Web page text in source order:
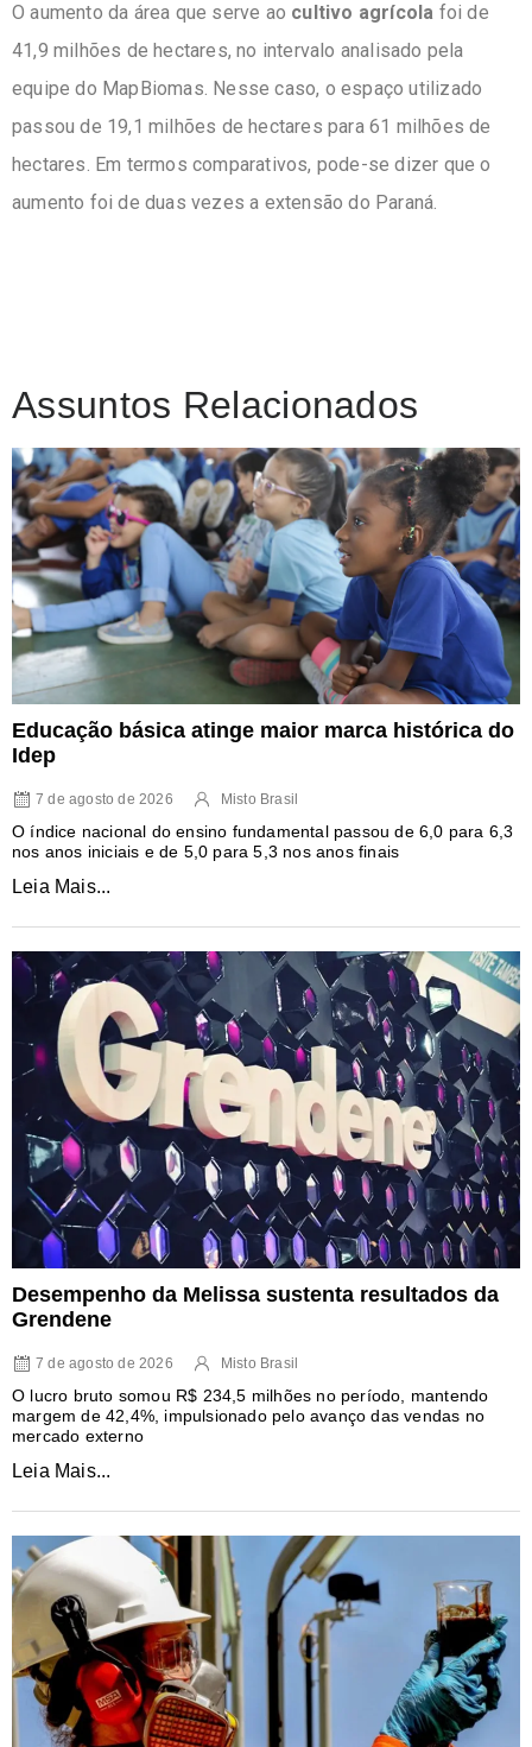
O aumento da área que serve ao cultivo agrícola foi de
41,9 milhões de hectares, no intervalo analisado pela
equipe do MapBiomas. Nesse caso, o espaço utilizado
passou de 19,1 milhões de hectares para 61 milhões de
hectares. Em termos comparativos, pode-se dizer que o
aumento foi de duas vezes a extensão do Paraná.
Assuntos Relacionados
Educação básica atinge maior marca histórica do
Idep
7 de agosto de 2026 Misto Brasil
O índice nacional do ensino fundamental passou de 6,0 para 6,3
nos anos iniciais e de 5,0 para 5,3 nos anos finais
Leia Mais...
Desempenho da Melissa sustenta resultados da
Grendene
7 de agosto de 2026 Misto Brasil
O lucro bruto somou R$ 234,5 milhões no período, mantendo
margem de 42,4%, impulsionado pelo avanço das vendas no
mercado externo
Leia Mais...